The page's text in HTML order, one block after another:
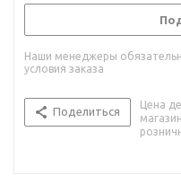
Наши менеджеры
условия заказа
Поделиться
Цена